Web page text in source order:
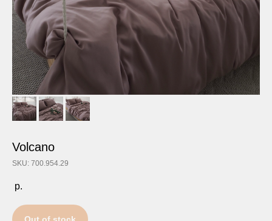
Volcano
SKU: 700.954.29
р.